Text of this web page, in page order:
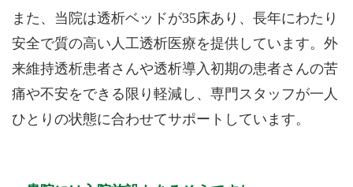
また、当院は透析ベッドが35床あり、長年にわたり
安全で質の高い人工透析医療を提供しています。外
来維持透析患者さんや透析導入初期の患者さんの苦
痛や不安をできる限り軽減し、専門スタッフが一人
ひとりの状態に合わせてサポートしています。